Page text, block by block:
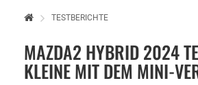
TESTBERICHTE
MAZDA2 HYBRID 2024
KLEINE MIT DEM MINI-